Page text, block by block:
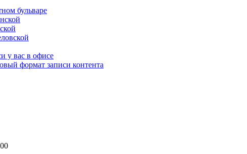
бульваре
у вас в офисе
формат записи контента